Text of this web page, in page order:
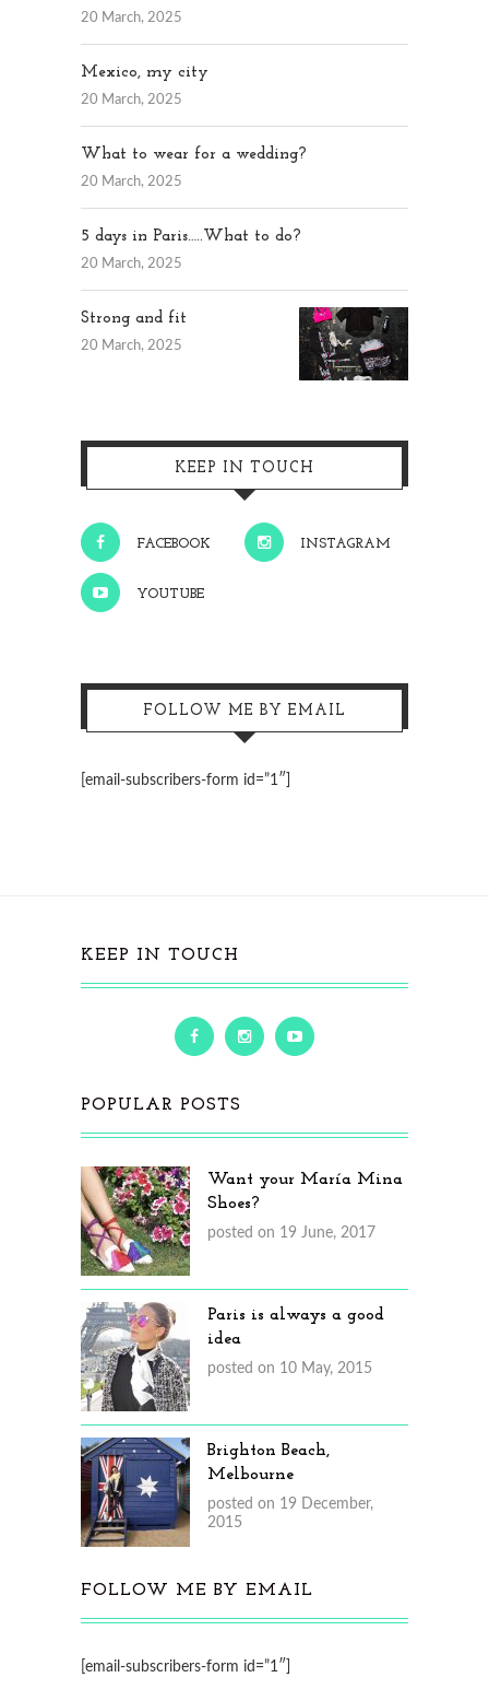
20 March, 2025
Mexico, my city
20 March, 2025
What to wear for a wedding?
20 March, 2025
5 days in Paris…..What to do?
20 March, 2025
Strong and fit
20 March, 2025
KEEP IN TOUCH
FACEBOOK INSTAGRAM
YOUTUBE
FOLLOW ME BY EMAIL
[email-subscribers-form id=”1″]
KEEP IN TOUCH
POPULAR POSTS
Want your María Mina
Shoes?
posted on 19 June, 2017
Paris is always a good
idea
posted on 10 May, 2015
Brighton Beach,
Melbourne
posted on 19 December,
2015
FOLLOW ME BY EMAIL
[email-subscribers-form id=”1″]